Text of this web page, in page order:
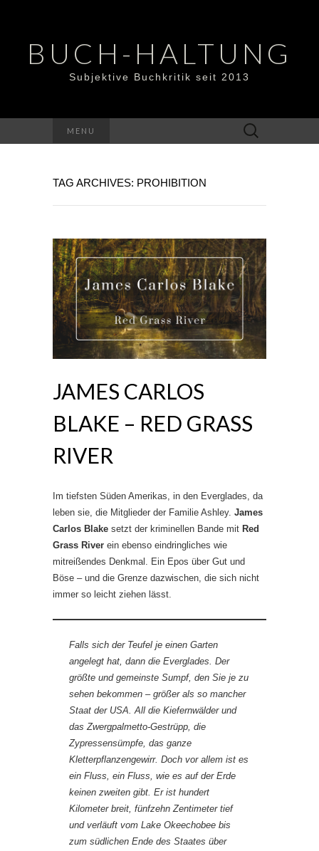
BUCH-HALTUNG
Subjektive Buchkritik seit 2013
MENU
Suchen
nach:
TAG ARCHIVES: PROHIBITION
JAMES CARLOS
BLAKE – RED GRASS
RIVER
Im tiefsten Süden Amerikas, in den Everglades, da
leben sie, die Mitglieder der Familie Ashley. James
Carlos Blake setzt der kriminellen Bande mit Red
Grass River ein ebenso eindringliches wie
mitreißendes Denkmal. Ein Epos über Gut und
Böse – und die Grenze dazwischen, die sich nicht
immer so leicht ziehen lässt.
Falls sich der Teufel je einen Garten
angelegt hat, dann die Everglades. Der
größte und gemeinste Sumpf, den Sie je zu
sehen bekommen – größer als so mancher
Staat der USA. All die Kiefernwälder und
das Zwergpalmetto-Gestrüpp, die
Zypressensümpfe, das ganze
Kletterpflanzengewirr. Doch vor allem ist es
ein Fluss, ein Fluss, wie es auf der Erde
keinen zweiten gibt. Er ist hundert
Kilometer breit, fünfzehn Zentimeter tief
und verläuft vom Lake Okeechobee bis
zum südlichen Ende des Staates über